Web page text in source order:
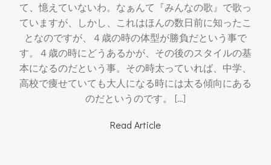
て、憶えていないわ。なぁんて『みんなの歌』で歌っ
ていますが、しかし、これはほんの数日前に知ったこ
となのですが、４歳の時の体型が勝負だという事で
す。４歳の時にどうあるかが、その後のスタイルの基
本になるのだという事。その時太っていれば、中学、
高校で痩せていても大人になる時には太る傾向にある
のだというのです。 […]
Read Article